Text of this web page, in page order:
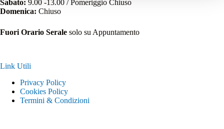
Sabato: 9.00 -13.00 / Pomeriggio Chiuso
Domenica: Chiuso
Fuori Orario Serale solo su Appuntamento
Link Utili
Privacy Policy
Cookies Policy
Termini & Condizioni